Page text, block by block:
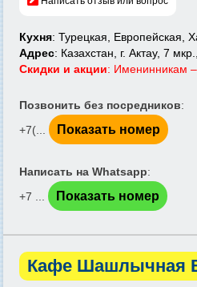
Кухня: Турецкая, Европейская,
Адрес: Казахстан, г. Актау, 7
Скидки и акции: Именинникам –
Позвонить без посредников:
+7(...
Показать номер
Написать на Whatsapp:
+7 ...
Показать номер
Кафе Шашлычная